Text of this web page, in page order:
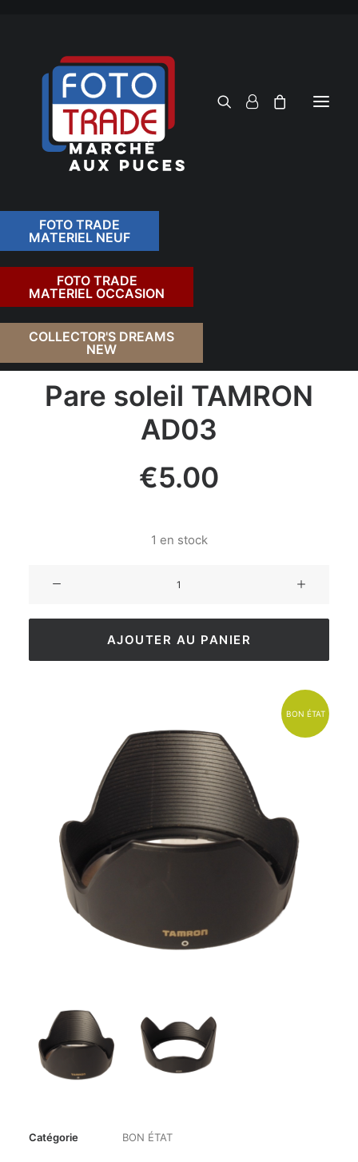
FOTO TRADE
MATERIEL NEUF
FOTO TRADE
MATERIEL OCCASION
COLLECTOR'S DREAMS
NEW
RETOUR
Pare soleil TAMRON
AD03
€5.00
1 en stock
AJOUTER AU PANIER
BON ÉTAT
Catégorie BON ÉTAT